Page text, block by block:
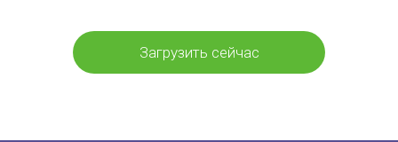
Загрузить сейчас